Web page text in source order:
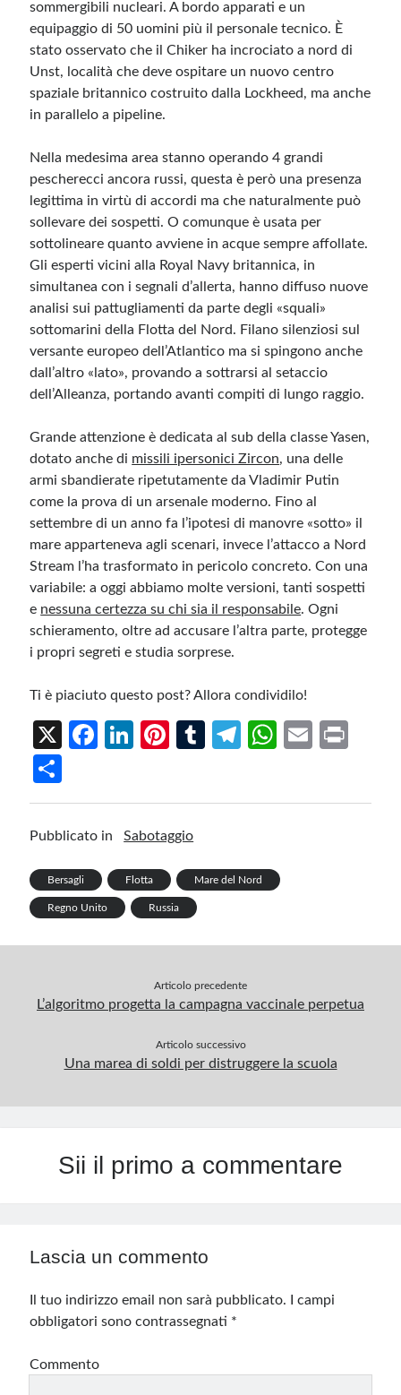
sommergibili nucleari. A bordo apparati e un
equipaggio di 50 uomini più il personale tecnico. È
stato osservato che il Chiker ha incrociato a nord di
Unst, località che deve ospitare un nuovo centro
spaziale britannico costruito dalla Lockheed, ma anche
in parallelo a pipeline.
Nella medesima area stanno operando 4 grandi
pescherecci ancora russi, questa è però una presenza
legittima in virtù di accordi ma che naturalmente può
sollevare dei sospetti. O comunque è usata per
sottolineare quanto avviene in acque sempre affollate.
Gli esperti vicini alla Royal Navy britannica, in
simultanea con i segnali d’allerta, hanno diffuso nuove
analisi sui pattugliamenti da parte degli «squali»
sottomarini della Flotta del Nord. Filano silenziosi sul
versante europeo dell’Atlantico ma si spingono anche
dall’altro «lato», provando a sottrarsi al setaccio
dell’Alleanza, portando avanti compiti di lungo raggio.
Grande attenzione è dedicata al sub della classe Yasen,
dotato anche di missili ipersonici Zircon, una delle
armi sbandierate ripetutamente da Vladimir Putin
come la prova di un arsenale moderno. Fino al
settembre di un anno fa l’ipotesi di manovre «sotto» il
mare apparteneva agli scenari, invece l’attacco a Nord
Stream l’ha trasformato in pericolo concreto. Con una
variabile: a oggi abbiamo molte versioni, tanti sospetti
e nessuna certezza su chi sia il responsabile. Ogni
schieramento, oltre ad accusare l’altra parte, protegge
i propri segreti e studia sorprese.
Ti è piaciuto questo post? Allora condividilo!
X
Fa
o
k
Li
n
Pi
t
T
Te
W
p
E
h
ar
Pubblicato in Sabotaggio
Bersagli Flotta Mare del Nord
Regno Unito Russia
Articolo precedente
L’algoritmo progetta la campagna vaccinale perpetua
Articolo successivo
Una marea di soldi per distruggere la scuola
Sii il primo a commentare
Lascia un commento
Il tuo indirizzo email non sarà pubblicato.
I campi
obbligatori sono contrassegnati *
Commento